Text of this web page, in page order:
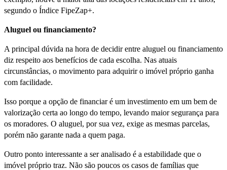
segundo o Índice FipeZap+.
Aluguel ou financiamento?
A principal dúvida na hora de decidir entre aluguel ou financiamento
diz respeito aos benefícios de cada escolha. Nas atuais
circunstâncias, o movimento para adquirir o imóvel próprio ganha
com facilidade.
Isso porque a opção de financiar é um investimento em um bem de
valorização certa ao longo do tempo, levando maior segurança para
os moradores. O aluguel, por sua vez, exige as mesmas parcelas,
porém não garante nada a quem paga.
Outro ponto interessante a ser analisado é a estabilidade que o
imóvel próprio traz. Não são poucos os casos de famílias que